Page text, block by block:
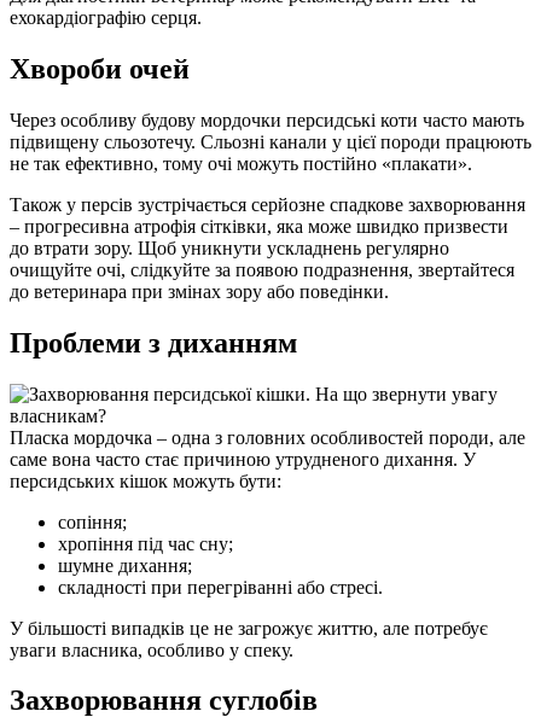
ехокардіографію серця.
Хвороби очей
Через особливу будову мордочки персидські коти часто мають
підвищену сльозотечу. Сльозні канали у цієї породи працюють
не так ефективно, тому очі можуть постійно «плакати».
Також у персів зустрічається серйозне спадкове захворювання
– прогресивна атрофія сітківки, яка може швидко призвести
до втрати зору. Щоб уникнути ускладнень регулярно
очищуйте очі, слідкуйте за появою подразнення, звертайтеся
до ветеринара при змінах зору або поведінки.
Проблеми з диханням
Пласка мордочка – одна з головних особливостей породи, але
саме вона часто стає причиною утрудненого дихання. У
персидських кішок можуть бути:
сопіння;
хропіння під час сну;
шумне дихання;
складності при перегріванні або стресі.
У більшості випадків це не загрожує життю, але потребує
уваги власника, особливо у спеку.
Захворювання суглобів